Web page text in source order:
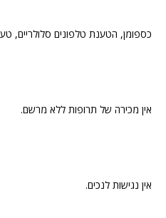
כספומן, הטענת טלפונים סלולריים,
אין מכירה של תרופות ללא מרשם.
אין נגישות לנכים.